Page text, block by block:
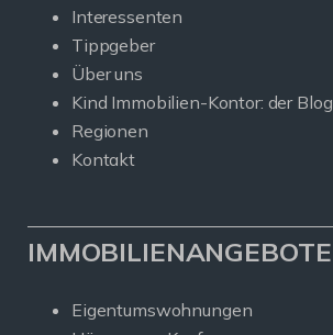
Interessenten
Tippgeber
Über uns
Kind Immobilien-Kontor: der Blog
Regionen
Kontakt
IMMOBILIENANGEBOTE
Eigentumswohnungen